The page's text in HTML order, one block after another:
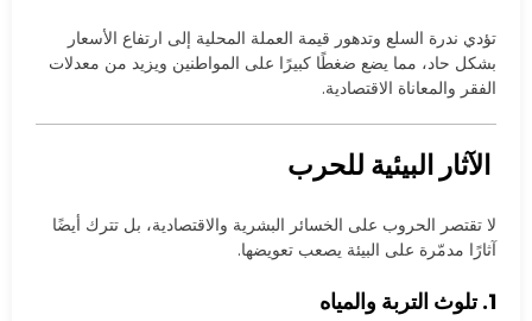
تؤدي ندرة السلع وتدهور قيمة العملة المحلية إلى ارتفاع الأسعار
بشكل حاد، مما يضع ضغطًا كبيرًا على المواطنين ويزيد من معدلات
الفقر والمعاناة الاقتصادية.
الآثار البيئية للحرب
لا تقتصر الحروب على الخسائر البشرية والاقتصادية، بل تترك أيضًا
آثارًا مدمّرة على البيئة يصعب تعويضها.
1. تلوث التربة والمياه